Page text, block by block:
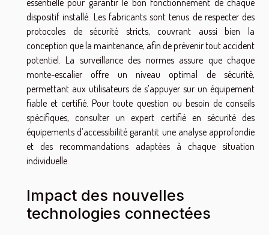
dispositif installé. Les fabricants sont tenus de respecter des
protocoles de sécurité stricts, couvrant aussi bien la
conception que la maintenance, afin de prévenir tout accident
potentiel. La surveillance des normes assure que chaque
monte-escalier offre un niveau optimal de sécurité,
permettant aux utilisateurs de s’appuyer sur un équipement
fiable et certifié. Pour toute question ou besoin de conseils
spécifiques, consulter un expert certifié en sécurité des
équipements d’accessibilité garantit une analyse approfondie
et des recommandations adaptées à chaque situation
individuelle.
Impact des nouvelles
technologies connectées